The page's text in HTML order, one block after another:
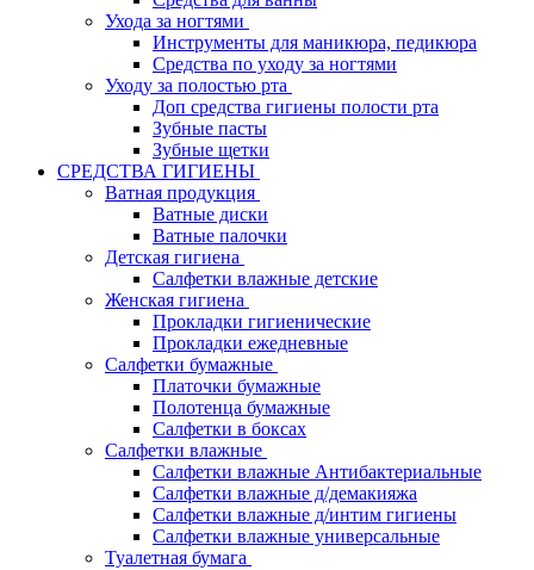
Ухода за ногтями
Инструменты для маникюра, педикюра
Средства по уходу за ногтями
Уходу за полостью рта
Доп средства гигиены полости рта
Зубные пасты
Зубные щетки
СРЕДСТВА ГИГИЕНЫ
Ватная продукция
Ватные диски
Ватные палочки
Детская гигиена
Салфетки влажные детские
Женская гигиена
Прокладки гигиенические
Прокладки ежедневные
Салфетки бумажные
Платочки бумажные
Полотенца бумажные
Салфетки в боксах
Салфетки влажные
Салфетки влажные Антибактериальные
Салфетки влажные д/демакияжа
Салфетки влажные д/интим гигиены
Салфетки влажные универсальные
Туалетная бумага